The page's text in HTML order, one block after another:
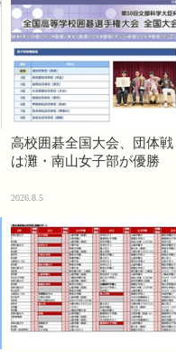
高校囲碁全国大会、団体戦
は灘・南山女子部が優勝
2026.8.5